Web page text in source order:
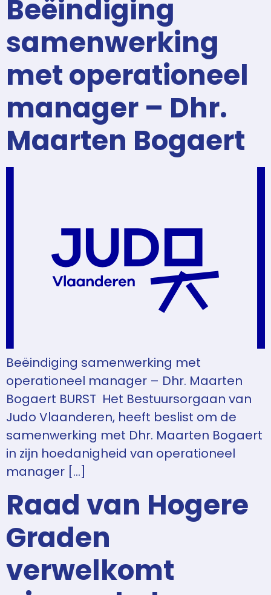
Beëindiging
samenwerking
met operationeel
manager – Dhr.
Maarten Bogaert
Beëindiging samenwerking met
operationeel manager – Dhr. Maarten
Bogaert BURST Het Bestuursorgaan van
Judo Vlaanderen, heeft beslist om de
samenwerking met Dhr. Maarten Bogaert
in zijn hoedanigheid van operationeel
manager […]
Raad van Hogere
Graden
verwelkomt